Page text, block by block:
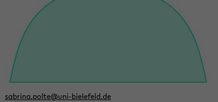
sa­bri­na.polte@uni-​bielefeld.de